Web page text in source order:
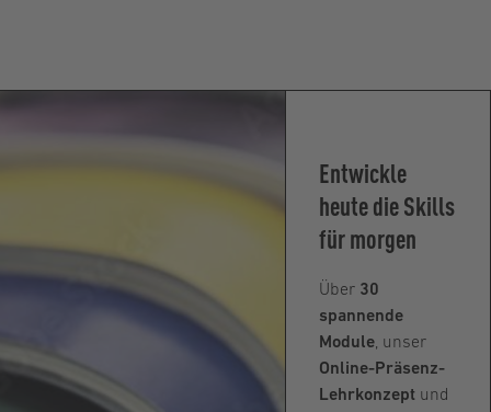
Entwickle
heute die Skills
für morgen
Über 30
spannende
Module, unser
Online-Präsenz-
Lehrkonzept und